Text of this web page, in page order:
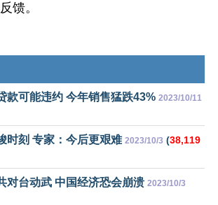
馈。
款可能违约 今年销售猛跌43% 2023/10/11
时刻 专家：今后更艰难 2023/10/3 (38,119
对台动武 中国经济恐会崩溃 2023/10/3